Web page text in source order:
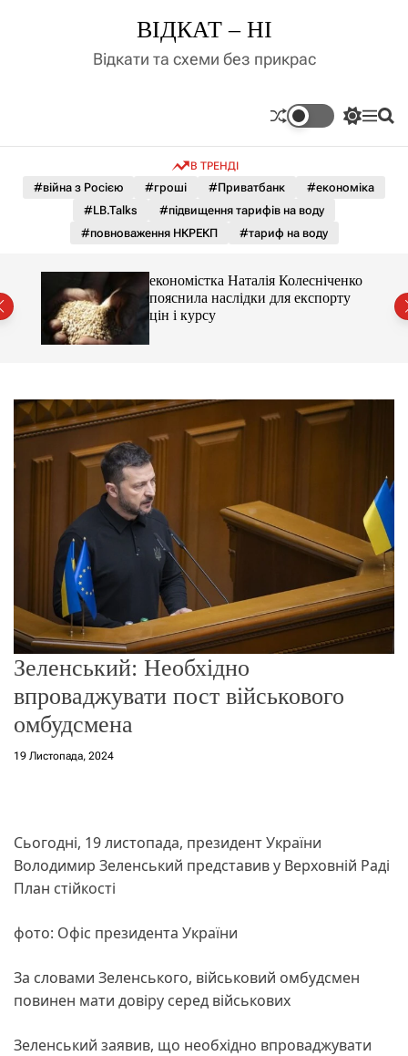
д
у
ВІДКАТ – НІ
Відкати та схеми без прикрас
П
м
к
а
о
л
ь
г
о
М П
В ТРЕНДІ
#війна з Росією #гроші #Приватбанк
#економіка
#LB.Talks
#підвищення тарифів на воду
#повноваження НКРЕКП
#тариф на воду
економістка Наталія Колесніченко
пояснила наслідки для експорту
цін і курсу
Зеленський: Необхідно
впроваджувати пост військового
омбудсмена
19 Листопада, 2024
Сьогодні, 19 листопада, президент України
Володимир Зеленський представив у Верховній Раді
План стійкості
фото: Офіс президента України
За словами Зеленського, військовий омбудсмен
повинен мати довіру серед військових
Зеленський заявив, що необхідно впроваджувати